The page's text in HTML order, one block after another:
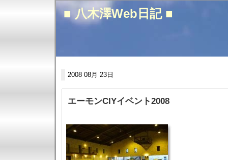
■ 八木澤Web日記 ■
2008 08月 23日
エーモンCIYイベント2008